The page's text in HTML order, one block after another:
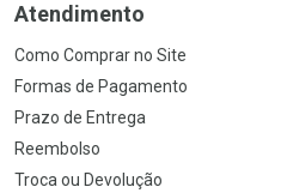
Atendimento
Como Comprar no Site
Formas de Pagamento
Prazo de Entrega
Reembolso
Troca ou Devolução